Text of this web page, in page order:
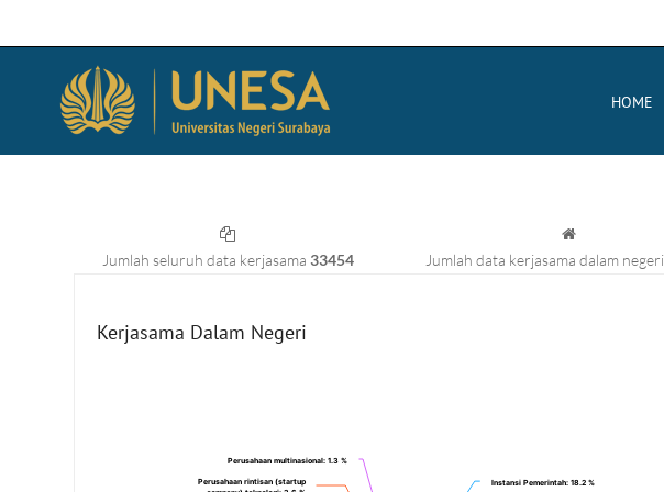
HOME
Jumlah seluruh data kerjasama 33454 Jumlah data kerjasama dalam negeri
Kerjasama Dalam Negeri
Instansi Pemerintah: 18.2 %
Instansi Pemerintah: 18.2 %
Perusahaan rintisan (startup
Perusahaan rintisan (startup
Perusahaan multinasional: 1.3 %
Perusahaan multinasional: 1.3 %